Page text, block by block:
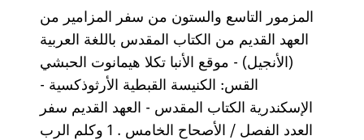
المزمور التاسع والستون من سفر المزامير من
العهد القديم من الكتاب المقدس باللغة العربية
(الأنجيل) - موقع الأنبا تكلا هيمانوت الحبشي
القس: الكنيسة القبطية الأرثوذكسية -
الإسكندرية الكتاب المقدس - العهد القديم سفر
العدد الفصل / الأصحاح الخامس . 1 وكلم الرب